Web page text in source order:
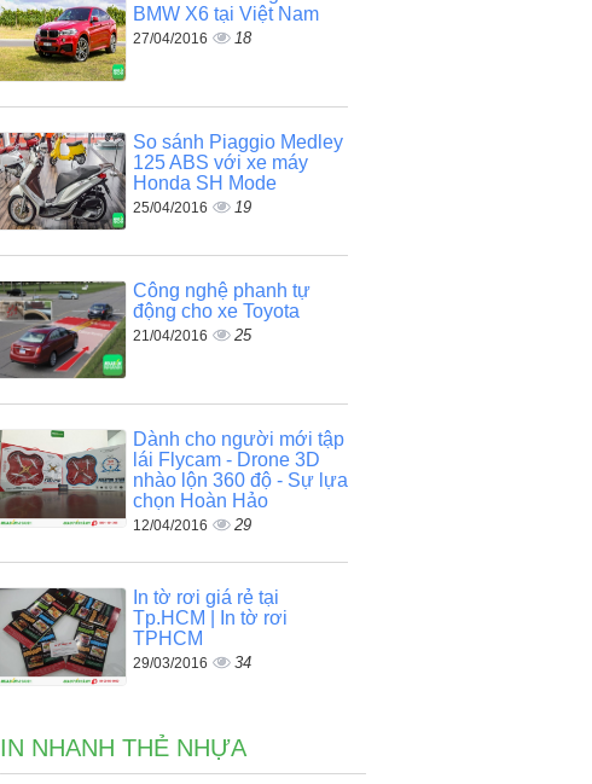
BMW X6 tại Việt Nam
27/04/2016 18
So sánh Piaggio Medley
125 ABS với xe máy
Honda SH Mode
25/04/2016 19
Công nghệ phanh tự
động cho xe Toyota
21/04/2016 25
Dành cho người mới tập
lái Flycam - Drone 3D
nhào lộn 360 độ - Sự lựa
chọn Hoàn Hảo
12/04/2016 29
In tờ rơi giá rẻ tại
Tp.HCM | In tờ rơi
TPHCM
29/03/2016 34
IN NHANH THẺ NHỰA